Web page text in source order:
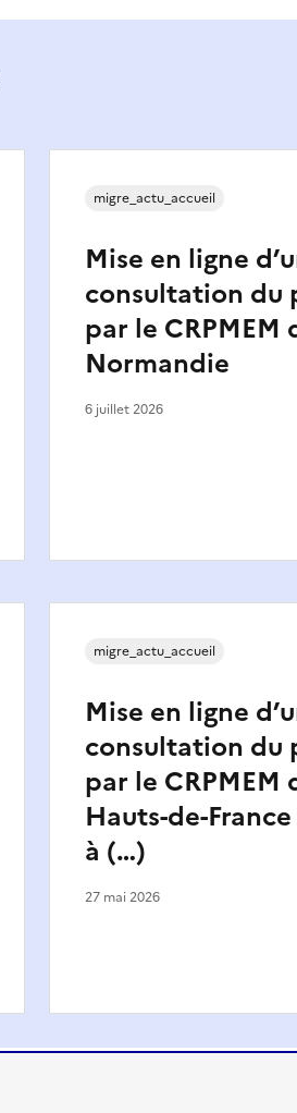
Mise en ligne
consultation du
par le CRPMEM
Normandie
migre_actu_accueil
6 juillet 2026
Mise en ligne
consultation du
par le CRPMEM
Hauts-de-
à (…)
migre_actu_accueil
27 mai 2026